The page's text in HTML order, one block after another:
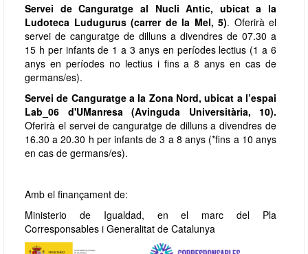
Servei de Canguratge al Nucli Antic, ubicat a la
Ludoteca Ludugurus (carrer de la Mel, 5). Oferirà el
servei de canguratge de dilluns a divendres de 07.30 a
15 h per infants de 1 a 3 anys en períodes lectius (1 a 6
anys en períodes no lectius i fins a 8 anys en cas de
germans/es).
Servei de Canguratge a la Zona Nord, ubicat a l’espai
Lab_06 d'UManresa (Avinguda Universitària, 10).
Oferirà el servei de canguratge de dilluns a divendres de
16.30 a 20.30 h per infants de 3 a 8 anys (*fins a 10 anys
en cas de germans/es).
Amb el finançament de:
Ministerio de Igualdad, en el marc del Pla
Corresponsables i Generalitat de Catalunya